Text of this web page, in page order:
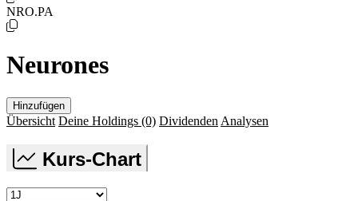
NRO.PA
Neurones
Hinzufügen
Übersicht Deine Holdings (0) Dividenden Analysen
Kurs-Chart